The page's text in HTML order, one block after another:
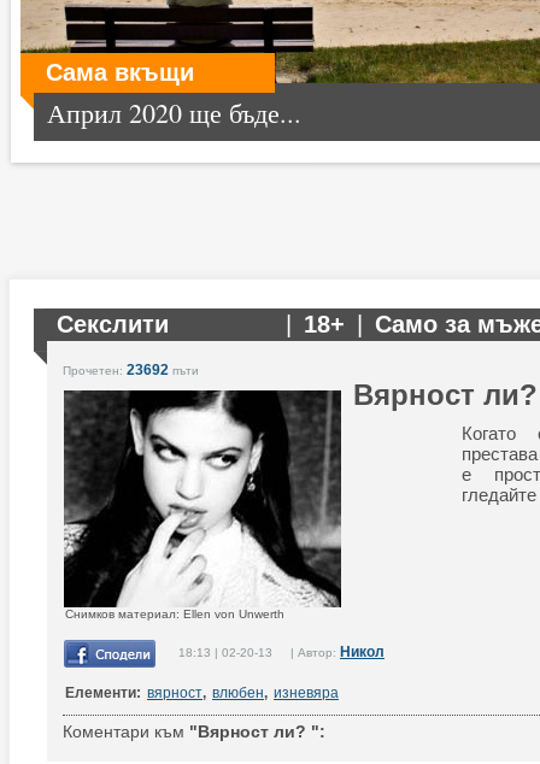
Сама вкъщи
Април 2020 ще бъде...
Секслити 18+ Само за
Прочетен: 23692 пъти
Снимков материал: Ellen von Unwerth
Вярност ли?
Когато
е
18:13 | 02-20-13 | Автор: Никол
Елементи: вярност, влюбен, изневяра
Коментари към "Вярност ли? ":